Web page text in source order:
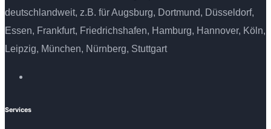
deutschlandweit, z.B. für Augsburg, Dortmund, Düsseldorf,
Essen, Frankfurt, Friedrichshafen, Hamburg, Hannover, Köln,
Leipzig, München, Nürnberg, Stuttgart
Services